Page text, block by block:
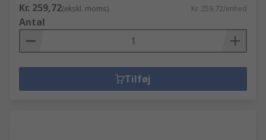
Kr. 259,72(ekskl. moms) Kr. 259,72/enhed
Antal
Tilføj